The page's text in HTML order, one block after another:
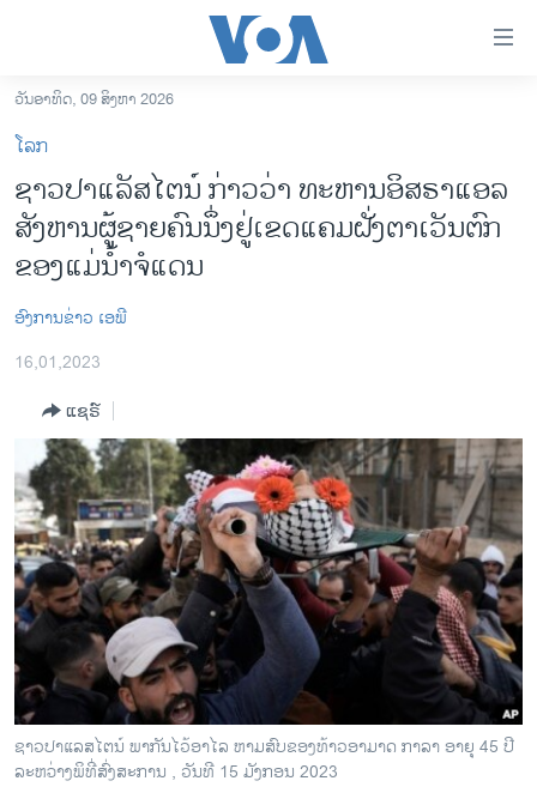
ເຂົ້າ
ຫາ
ຂ້າມ
ຂ້າມ
ໄປ
ຫາ
ຊອກ
ອາເມຣິກາ
ການເລືອກຕັ້ງ ປະທານາທີບໍດີ ສະຫະລັດ 2024
ອິດສະຫຼະພາບດ້ານການຂ່າວ
ຊີວິດຊາວລາວ
ຊຸມຊົນຊາວລາວ
ວິທະຍາສາດ-ເທັກໂນໂລຈີ
ທຸລະກິດ
ພາສາອັງກິດ
ວີດີໂອ
ສຽງ
ລາຍການກະຈາຍສຽງ
ວັນອາທິດ, 09 ສິງຫາ 2026
ໂລກ
ຊາວ​ປາ​ແລັ​ສ​ໄຕ​ນ໌ ກ່າວ​ວ່າ ທະ​ຫານ​ອິ​ສ​ຣາ​ແອ​ລ ​
ສັງ​ຫານ​ຜູ້​ຊາຍ​ຄົນ​ນຶ່ງ​ຢູ່ເຂດແຄມຝັ່ງຕາເວັນຕົກ
ຂອງແມ່ນໍ້າຈໍແດນ
​ອົງ​ການ​ຂ່າວ ເອ​ພີ
16,01,2023
ແຊຣ໌
ຊາ​ວ​ປາ​ແລ​ສ​ໄຕ​ນ໌ ພາ​ກັນ​ໄວ້​ອາ​ໄລ ຫາມ​ສົບ​ຂອງ​ທ້າວ​ອາ​ມາດ ກາ​ລາ ອາ​ຍຸ 45 ປີ
ລະ​ຫວ່າງ​ພິ​ທີ່​ສົ່ງ​ສະ​ການ , ວັນ​ທີ 15 ມັງ​ກອນ 2023